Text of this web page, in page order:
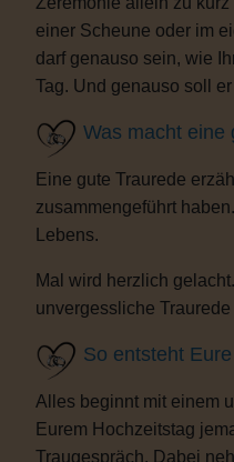
einer Scheune oder im
darf genauso sein, wie
Tag. Und genauso soll
Was macht eine
Eine gute Traurede
zusammengeführt
Lebens.
Mal wird herzlich
unvergessliche Traurede
So entsteht
Alles beginnt mit einem
Eurem Hochzeitstag
Traugespräch. Dabei